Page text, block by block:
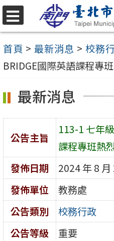
跳
至
主
要
容
選
單
首頁 > 最新消息 > 校務
BRIDGE國際英語課程專
最新消息
公告主旨
113-1 七年
課程專班熱
發佈日期
2024 年 8 月
發佈單位
教務處
公告類別
校務行政
公告等級
重要